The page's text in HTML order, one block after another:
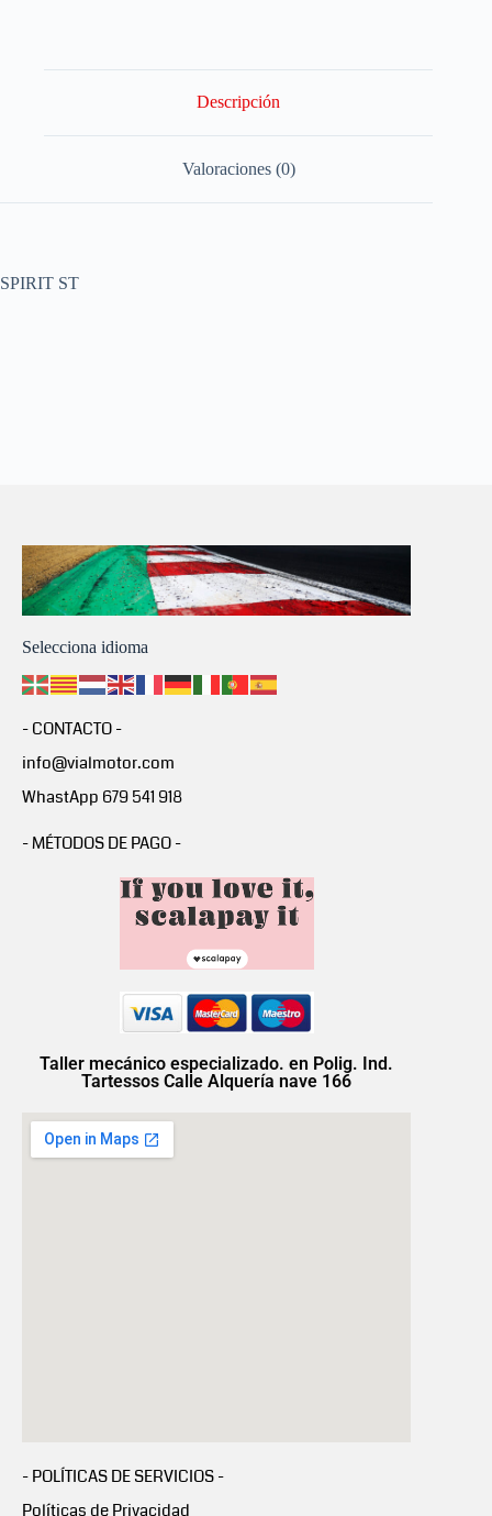
Descripción
Valoraciones (0)
SPIRIT ST
Selecciona idioma
- CONTACTO -
info@vialmotor.com
WhastApp 679 541 918
- MÉTODOS DE PAGO -
Taller mecánico especializado. en Polig. Ind.
Tartessos Calle Alquería nave 166
- POLÍTICAS DE SERVICIOS -
Políticas de Privacidad